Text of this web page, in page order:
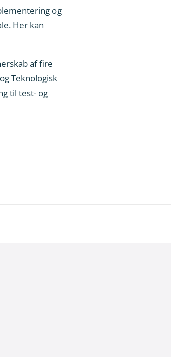
og
Her kan
af fire
Teknologisk
til test- og